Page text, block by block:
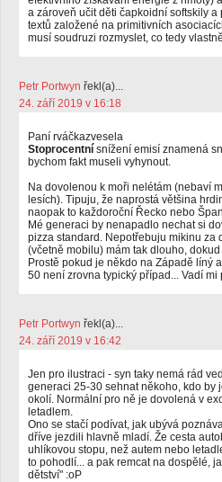
a zároveň učit děti čapkoidní softskily
textů založené na primitivních
musí soudruzi rozmyslet, co tedy
Petr Portwyn řekl(a)...
24. září 2019 v 16:18
Paní rváčkazvesela
Stoprocentní snížení emisí znamená
bychom fakt museli vyhynout.
Na dovolenou k moři nelétám (nebaví
lesích). Tipuju, že naprostá většina
naopak to každoroční Řecko nebo
Mé generaci by nenapadlo nechat si
pizza standard. Nepotřebuju mikinu za
(včetně mobilu) mám tak dlouho,
Prostě pokud je někdo na Západě líný
50 není zrovna typický případ... Vadí
Petr Portwyn řekl(a)...
24. září 2019 v 16:42
Jen pro ilustraci - syn taky nemá rád
generaci 25-30 sehnat někoho, kdo by
okolí. Normální pro ně je dovolená v
letadlem.
Ono se stačí podívat, jak ubývá
dříve jezdili hlavně mladí. Že cesta
uhlíkovou stopu, než autem nebo
to pohodlí... a pak remcat na dospělé,
dětství" :oP